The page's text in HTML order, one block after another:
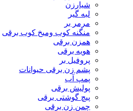
شیارزن
لبه گیر
مرمر بر
منگنه کوب ومیخ کوب برقی
همزن برقی
هویه برقی
پروفیل بر
پشم زن برقی حیوانات
پمپ آب
پولیش برقی
پیچ گوشتی برقی
چمن زن برقی